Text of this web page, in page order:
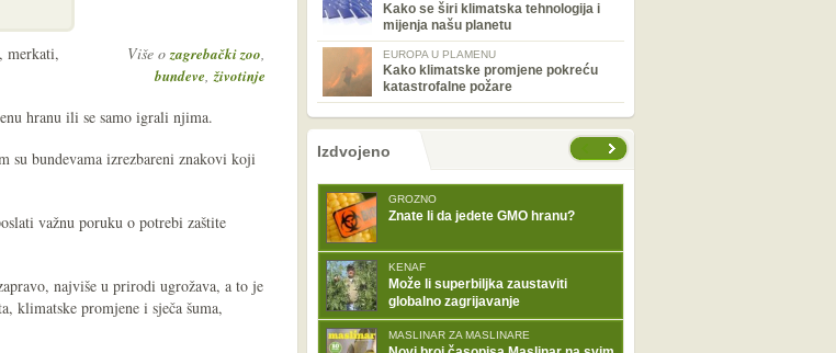
Više ozagrebački zoo,
bundeve,životinje
merkati,
hranu ili se samo igrali njima.
su bundevama izrezbareni znakovi koji
važnu poruku o potrebi zaštite
najviše u prirodi ugrožava, a to je
klimatske promjene i sječa šuma,
Kako se širi klimatska tehnologija i
mijenja našu planetu
EUROPA U PLAMENU
Kako klimatske promjene pokreću
katastrofalne požare
nema prethodne stranice
sljedećeIzdvojeno
GROZNO
Znate li da jedete GMO hranu?
KENAF
Može li superbiljka zaustaviti
globalno zagrijavanje
MASLINAR ZA MASLINARE